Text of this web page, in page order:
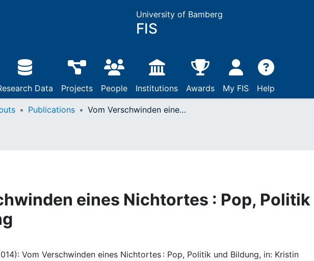
University of Bamberg
FIS
Data Projects People Institutions Awards My FIS Help
Publications Vom Verschwinden eines Nichtortes : Pop, Politik und Bildung
eines Nichtortes : Pop, Politik
Vom Verschwinden eines Nichtortes : Pop, Politik und Bildung, in: Kristin